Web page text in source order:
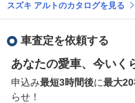
スズキ アルトのカタログを見る
車査定を依頼する
あなたの愛車、今いく
申込み最短3時間後に最大
らせ！